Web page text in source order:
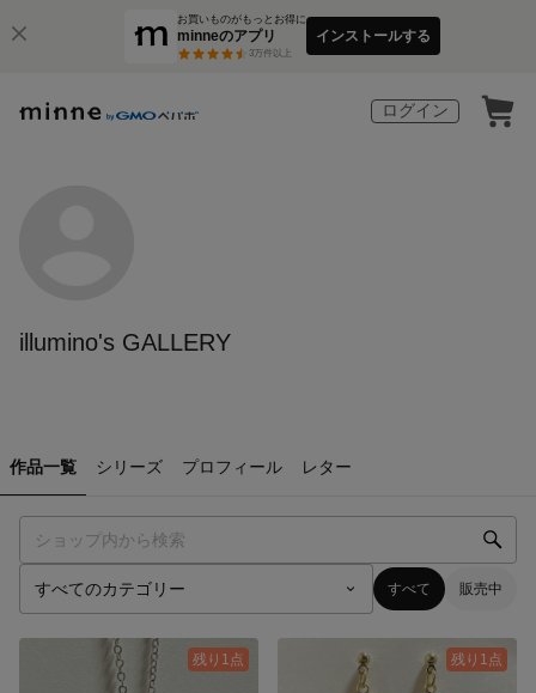
お買いものがもっとお得に
minneのアプリ
3万件以上
インストールする
ログイン
illumino's GALLERY
作品一覧 シリーズ プロフィール レター
すべて 販売中
残り1点 残り1点